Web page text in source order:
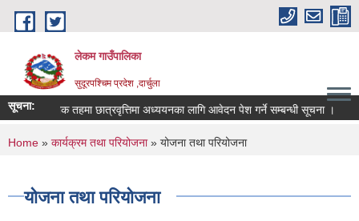
Skip to main content
लेकम गाउँपालिका
सुदूरपश्चिम प्रदेश ,दार्चुला
सूचना:स्नातक तहमा छात्रवृत्तिमा अध्ययनका लागि आवेदन पेश गर्ने सम्बन्धी सूचना ।
You are here
Home » कार्यक्रम तथा परियोजना» योजना तथा परियोजना
योजना तथा परियोजना